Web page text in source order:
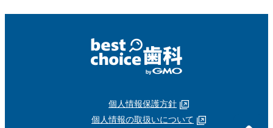
個人情報保護方針
個人情報の取扱いについて